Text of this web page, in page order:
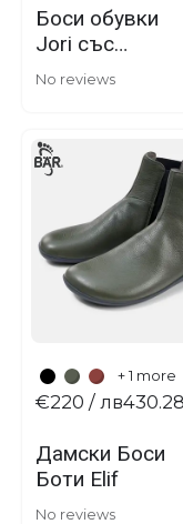
Боси обувки
Jori със
залепване
No reviews
+ 1 more
Дамски Боси
Боти Elif
No reviews
€220 / лв430.28